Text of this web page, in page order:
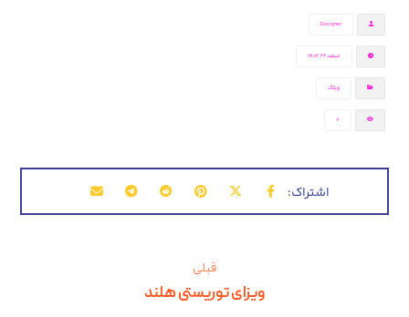
Designer
اسفند ۲۶, ۱۴۰۲
وبلاگ
7
قبلی
ویزای توریستی هلند